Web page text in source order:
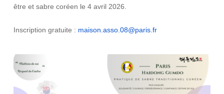
être et sabre coréen le 4 avril 2026.
Inscription gratuite : maison.asso.08@paris.fr